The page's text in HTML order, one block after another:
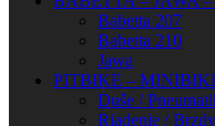
Babetta 207
Babetta 210
Jawa
PITBIKE –
Duše /
Riadenie / Brzdy